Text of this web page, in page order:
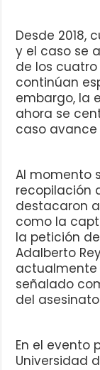
Desde 2018,
y el caso se
de los
continúan
embargo, la
ahora se
caso
Al momento
recopilación
destacaron
como la
la petición
Adalberto
actualmente
señalado
del
En el evento
Universidad